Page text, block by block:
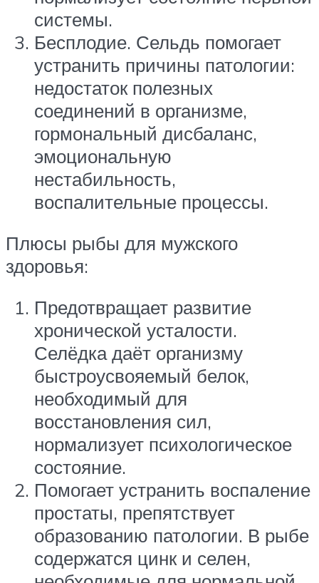
системы.
Бесплодие. Сельдь помогает
устранить причины патологии:
недостаток полезных
соединений в организме,
гормональный дисбаланс,
эмоциональную
нестабильность,
воспалительные процессы.
Плюсы рыбы для мужского
здоровья:
Предотвращает развитие
хронической усталости.
Селёдка даёт организму
быстроусвояемый белок,
необходимый для
восстановления сил,
нормализует психологическое
состояние.
Помогает устранить воспаление
простаты, препятствует
образованию патологии. В рыбе
содержатся цинк и селен,